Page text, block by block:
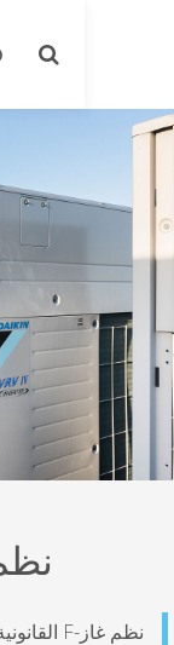
نظم غاز-F القانونية